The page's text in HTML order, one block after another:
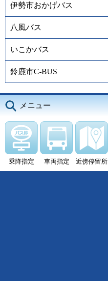
伊勢市おかげバス
八風バス
いこかバス
鈴鹿市C-BUS
メニュー
乗降指定 車両指定 近傍停留所